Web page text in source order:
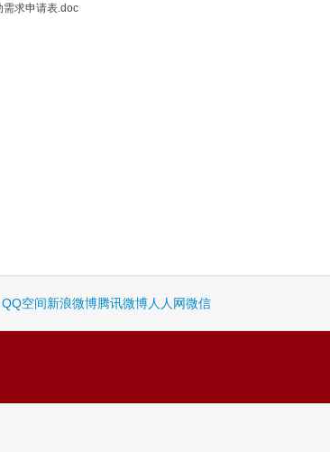
需求申请表.doc
QQ空间新浪微博腾讯微博人人网微信